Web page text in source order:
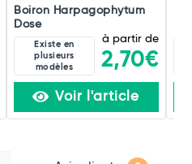
Boiron Harpagophytum
Dose
Existe en
plusieurs
modèles
à partir de
2,70€
Voir l'article